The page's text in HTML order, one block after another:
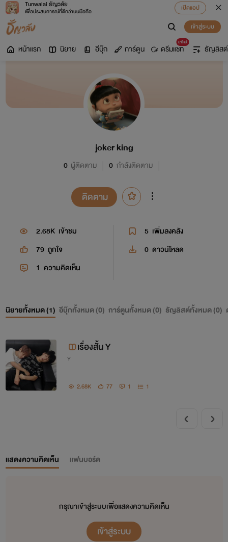
Tunwalai ธัญวลัย
เพื่อประสบการณ์ที่ดีกว่าบนมือถือ
เปิดแอป
เข้าสู่ระบบ
หน้าแรก นิยาย อีบุ๊ก การ์ตูน
มาใหม่
ดรีมแชท ธัญลิสต์
joker king
0 ผู้ติดตาม 0 กำลังติดตาม
ติดตาม
2.68K เข้าชม 5 เพิ่มลงคลัง
79 ถูกใจ 0 ดาวน์โหลด
1 ความคิดเห็น
นิยายทั้งหมด (1) อีบุ๊กทั้งหมด (0) การ์ตูนทั้งหมด (0) ธัญลิสต์ทั้งหมด (0)
เรื่องสั้น Y
Y
2.68K 77 1 1
แสดงความคิดเห็น แฟนบอร์ด
กรุณาเข้าสู่ระบบเพื่อแสดงความคิดเห็น
เข้าสู่ระบบ